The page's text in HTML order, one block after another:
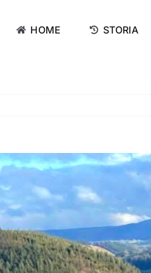
HOME STORIA